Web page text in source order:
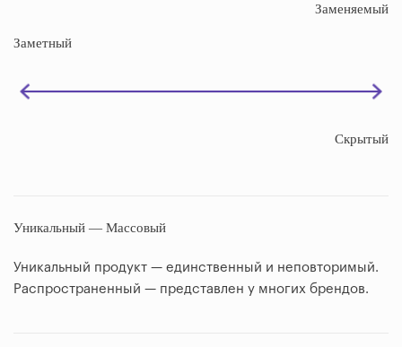
Заменяемый
Заметный
Скрытый
Уникальный — Массовый
Уникальный продукт — единственный и неповторимый.
Распространенный — представлен у многих брендов.